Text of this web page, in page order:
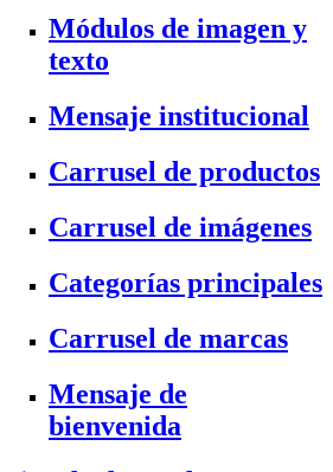
Módulos de imagen y
texto
Mensaje institucional
Carrusel de productos
Carrusel de imágenes
Categorías principales
Carrusel de marcas
Mensaje de
bienvenida